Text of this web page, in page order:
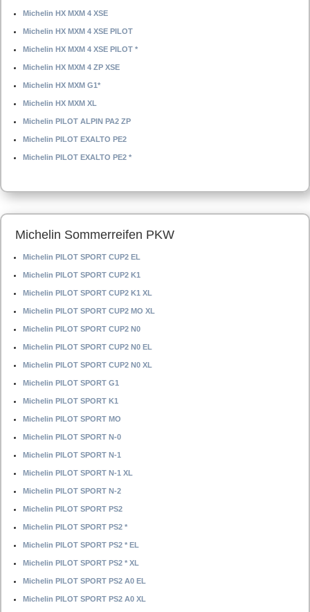
Michelin HX MXM 4 XSE
Michelin HX MXM 4 XSE PILOT
Michelin HX MXM 4 XSE PILOT *
Michelin HX MXM 4 ZP XSE
Michelin HX MXM G1*
Michelin HX MXM XL
Michelin PILOT ALPIN PA2 ZP
Michelin PILOT EXALTO PE2
Michelin PILOT EXALTO PE2 *
Michelin Sommerreifen PKW
Michelin PILOT SPORT CUP2 EL
Michelin PILOT SPORT CUP2 K1
Michelin PILOT SPORT CUP2 K1 XL
Michelin PILOT SPORT CUP2 MO XL
Michelin PILOT SPORT CUP2 N0
Michelin PILOT SPORT CUP2 N0 EL
Michelin PILOT SPORT CUP2 N0 XL
Michelin PILOT SPORT G1
Michelin PILOT SPORT K1
Michelin PILOT SPORT MO
Michelin PILOT SPORT N-0
Michelin PILOT SPORT N-1
Michelin PILOT SPORT N-1 XL
Michelin PILOT SPORT N-2
Michelin PILOT SPORT PS2
Michelin PILOT SPORT PS2 *
Michelin PILOT SPORT PS2 * EL
Michelin PILOT SPORT PS2 * XL
Michelin PILOT SPORT PS2 A0 EL
Michelin PILOT SPORT PS2 A0 XL